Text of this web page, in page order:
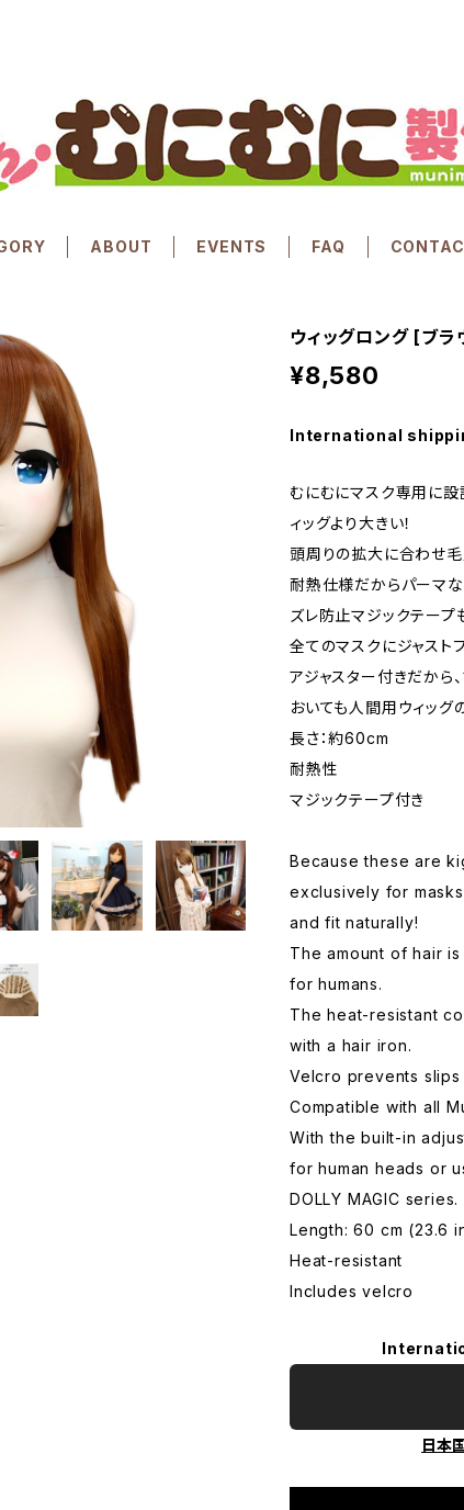
ABOUT EVENTS FAQ
ウィッグロング [ブ
¥8,580
International
むにむにマスク専用に
ィッグより大きい！
頭周りの拡大に合わせ毛
耐熱仕様だからパーマな
ズレ防止マジックテープ
全てのマスクにジャストフ
アジャスター付きだから
おいても人間用ウィッグ
長さ：約60cm
耐熱性
マジックテープ付き
Because these are
exclusively for
and fit naturally!
The amount of hair
for humans.
The heat-resistant
with a hair iron.
Velcro prevents
Compatible with all
With the built-in
for human heads or
DOLLY MAGIC series.
Length: 60 cm (23.6
Heat-resistant
Includes velcro
日本